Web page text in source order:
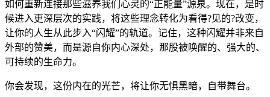
如何重新连接那些滋养我们心灵的“正能量”源泉。现在，是时
候进入更深层次的实践，将这些理念转化为看得?见的?改变，
让你的人生从此步入“闪耀”的轨道。记住，这种闪耀并非来自
外部的赞美，而是源自你内心深处，那股被唤醒的、强大的、
可持续的生命力。
你会发现，这份内在的光芒，将让你无惧黑暗，自带舞台。